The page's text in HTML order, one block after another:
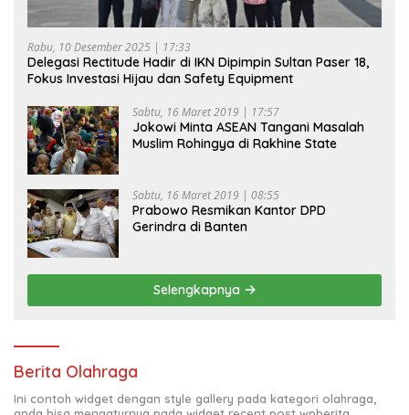
Rabu, 10 Desember 2025 | 17:33
Delegasi Rectitude Hadir di IKN Dipimpin Sultan Paser 18,
Fokus Investasi Hijau dan Safety Equipment
Sabtu, 16 Maret 2019 | 17:57
Jokowi Minta ASEAN Tangani Masalah
Muslim Rohingya di Rakhine State
Sabtu, 16 Maret 2019 | 08:55
Prabowo Resmikan Kantor DPD
Gerindra di Banten
Selengkapnya
Berita Olahraga
Ini contoh widget dengan style gallery pada kategori olahraga,